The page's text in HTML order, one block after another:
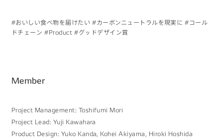
#おいしい食べ物を届けたい #カーボンニュートラルを現実に #コール
ドチェーン #Product #グッドデザイン賞
Member
Project Management: Toshifumi Mori
Project Lead: Yuji Kawahara
Product Design: Yuko Kanda, Kohei Akiyama, Hiroki Hoshida